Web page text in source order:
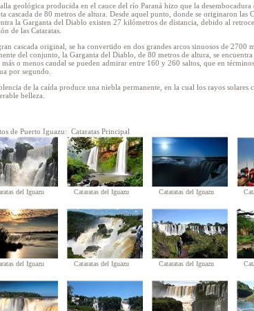
geológica producida en el cauce del río Paraná hizo que la
cascada de 80 metros de altura. Desde aquel punto, donde se originaron las
la Garganta del Diablo existen 27 kilómetros de distancia, debido al
de las Cataratas.
cascada original, se ha convertido en dos grandes arcos sinuosos de 2700
del conjunto, la Garganta del Diablo, de 80 metros de altura, se
más o menos caudal se pueden admirar entre 160 y 260 saltos, que en
por segundo.
de la caída produce una niebla permanente, en la cual los rayos
belleza.
de Puerto Iguazu: Cataratas Principal
del Iguazu Cataratas del Iguazu Cataratas del Iguazu
del Iguazu Cataratas del Iguazu Cataratas del Iguazu